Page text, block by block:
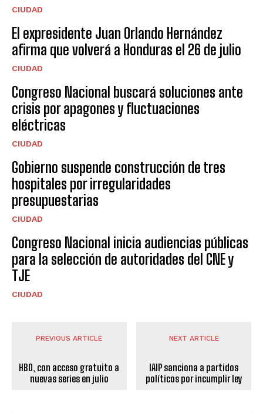
CIUDAD
El expresidente Juan Orlando Hernández
afirma que volverá a Honduras el 26 de julio
CIUDAD
Congreso Nacional buscará soluciones ante
crisis por apagones y fluctuaciones
eléctricas
CIUDAD
Gobierno suspende construcción de tres
hospitales por irregularidades
presupuestarias
CIUDAD
Congreso Nacional inicia audiencias públicas
para la selección de autoridades del CNE y
TJE
CIUDAD
PREVIOUS ARTICLE
HBO, con acceso gratuito a
nuevas series en julio
NEXT ARTICLE
IAIP sanciona a partidos
políticos por incumplir ley